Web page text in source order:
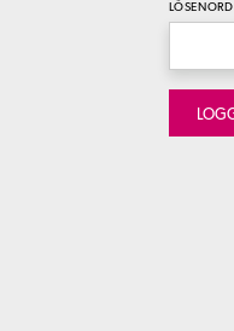
LÖSENORD